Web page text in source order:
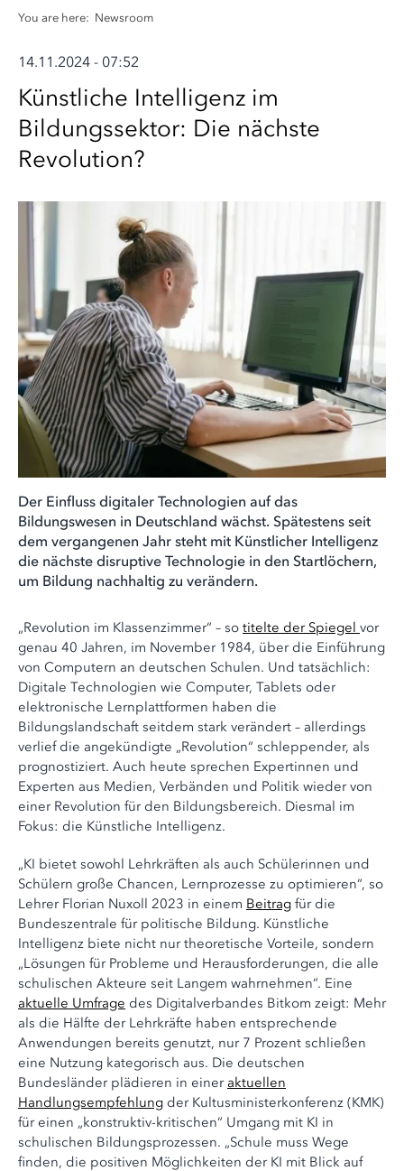
You are here: Newsroom
14.11.2024 - 07:52
Künstliche Intelligenz im
Bildungssektor: Die nächste
Revolution?
Der Einfluss digitaler Technologien auf das
Bildungswesen in Deutschland wächst. Spätestens seit
dem vergangenen Jahr steht mit Künstlicher Intelligenz
die nächste disruptive Technologie in den Startlöchern,
um Bildung nachhaltig zu verändern.
„Revolution im Klassenzimmer“ – so titelte der Spiegel vor
genau 40 Jahren, im November 1984, über die Einführung
von Computern an deutschen Schulen. Und tatsächlich:
Digitale Technologien wie Computer, Tablets oder
elektronische Lernplattformen haben die
Bildungslandschaft seitdem stark verändert – allerdings
verlief die angekündigte „Revolution“ schleppender, als
prognostiziert. Auch heute sprechen Expertinnen und
Experten aus Medien, Verbänden und Politik wieder von
einer Revolution für den Bildungsbereich. Diesmal im
Fokus: die Künstliche Intelligenz.
„KI bietet sowohl Lehrkräften als auch Schülerinnen und
Schülern große Chancen, Lernprozesse zu optimieren“, so
Lehrer Florian Nuxoll 2023 in einem Beitrag für die
Bundeszentrale für politische Bildung. Künstliche
Intelligenz biete nicht nur theoretische Vorteile, sondern
„Lösungen für Probleme und Herausforderungen, die alle
schulischen Akteure seit Langem wahrnehmen“. Eine
aktuelle Umfrage des Digitalverbandes Bitkom zeigt: Mehr
als die Hälfte der Lehrkräfte haben entsprechende
Anwendungen bereits genutzt, nur 7 Prozent schließen
eine Nutzung kategorisch aus. Die deutschen
Bundesländer plädieren in einer aktuellen
Handlungsempfehlung der Kultusministerkonferenz (KMK)
für einen „konstruktiv-kritischen“ Umgang mit KI in
schulischen Bildungsprozessen. „Schule muss Wege
finden, die positiven Möglichkeiten der KI mit Blick auf